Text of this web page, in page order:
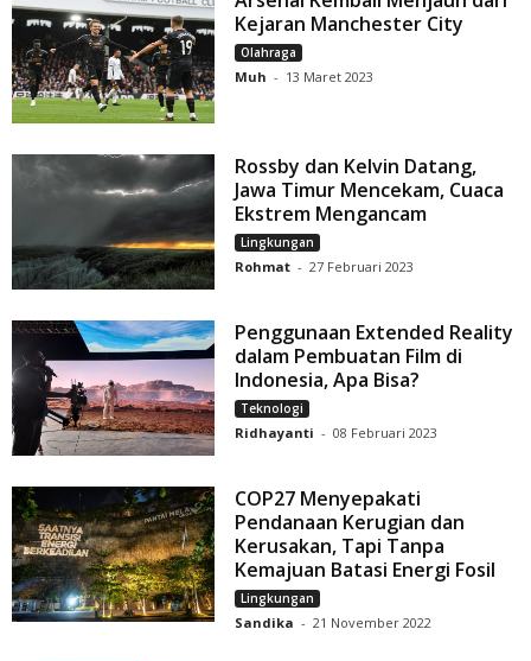
Kejaran Manchester City
Olahraga
Muh - 13 Maret 2023
Rossby dan Kelvin Datang,
Jawa Timur Mencekam, Cuaca
Ekstrem Mengancam
Lingkungan
Rohmat - 27 Februari 2023
Penggunaan Extended Reality
dalam Pembuatan Film di
Indonesia, Apa Bisa?
Teknologi
Ridhayanti - 08 Februari 2023
COP27 Menyepakati
Pendanaan Kerugian dan
Kerusakan, Tapi Tanpa
Kemajuan Batasi Energi Fosil
Lingkungan
Sandika - 21 November 2022